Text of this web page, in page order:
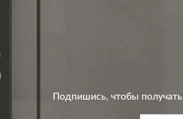
Подпишись, чтобы